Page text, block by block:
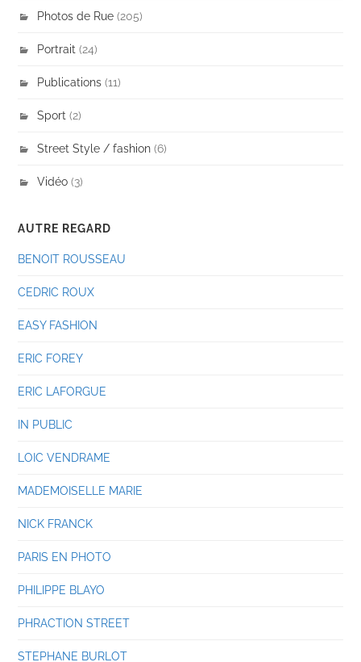
Photos de Rue (205)
Portrait (24)
Publications (11)
Sport (2)
Street Style / fashion (6)
Vidéo (3)
AUTRE REGARD
BENOIT ROUSSEAU
CEDRIC ROUX
EASY FASHION
ERIC FOREY
ERIC LAFORGUE
IN PUBLIC
LOIC VENDRAME
MADEMOISELLE MARIE
NICK FRANCK
PARIS EN PHOTO
PHILIPPE BLAYO
PHRACTION STREET
STEPHANE BURLOT